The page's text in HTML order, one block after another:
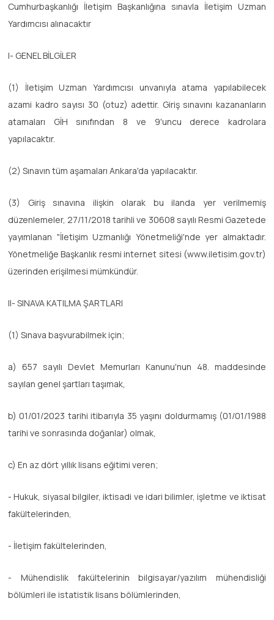
Cumhurbaşkanlığı İletişim Başkanlığına sınavla İletişim Uzman
Yardımcısı alınacaktır
I- GENEL BİLGİLER
(1) İletişim Uzman Yardımcısı unvanıyla atama yapılabilecek
azami kadro sayısı 30 (otuz) adettir. Giriş sınavını kazananların
atamaları GİH sınıfından 8 ve 9'uncu derece kadrolara
yapılacaktır.
(2) Sınavın tüm aşamaları Ankara'da yapılacaktır.
(3) Giriş sınavına ilişkin olarak bu ilanda yer verilmemiş
düzenlemeler, 27/11/2018 tarihli ve 30608 sayılı Resmi Gazetede
yayımlanan "İletişim Uzmanlığı Yönetmeliği'nde yer almaktadır.
Yönetmeliğe Başkanlık resmi internet sitesi (www.iletisim.gov.tr)
üzerinden erişilmesi mümkündür.
II- SINAVA KATILMA ŞARTLARI
(1) Sınava başvurabilmek için;
a) 657 sayılı Devlet Memurları Kanunu'nun 48. maddesinde
sayılan genel şartları taşımak,
b) 01/01/2023 tarihi itibarıyla 35 yaşını doldurmamış (01/01/1988
tarihi ve sonrasında doğanlar) olmak,
c) En az dört yıllık lisans eğitimi veren;
- Hukuk, siyasal bilgiler, iktisadi ve idari bilimler, işletme ve iktisat
fakültelerinden,
- İletişim fakültelerinden,
- Mühendislik fakültelerinin bilgisayar/yazılım mühendisliği
bölümleri ile istatistik lisans bölümlerinden,